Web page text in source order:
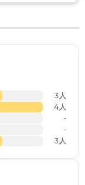
3人
4人
-
-
3人